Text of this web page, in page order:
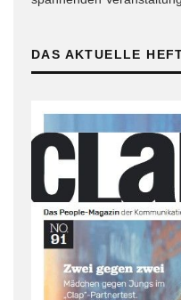
DAS AKTUELLE